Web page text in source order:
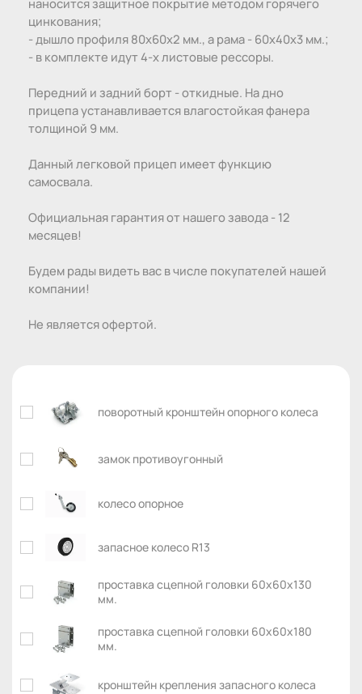
цинкования;
- дышло профиля 80х60х2 мм., а рама - 60х40х3 мм.;
- в комплекте идут 4-х листовые рессоры.
Передний и задний борт - откидные. На дно
прицепа устанавливается влагостойкая фанера
толщиной 9 мм.
Данный легковой прицеп имеет функцию
самосвала.
Официальная гарантия от нашего завода - 12
месяцев!
Будем рады видеть вас в числе покупателей нашей
компании!
Не является офертой.
поворотный кронштейн опорного колеса
замок противоугонный
колесо опорное
запасное колесо R13
проставка сцепной головки 60х60х130
мм.
проставка сцепной головки 60х60х180
мм.
кронштейн крепления запасного колеса